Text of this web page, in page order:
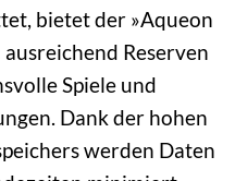
bietet der »Aqueon
Reserven
Spiele und
Dank der hohen
werden Daten